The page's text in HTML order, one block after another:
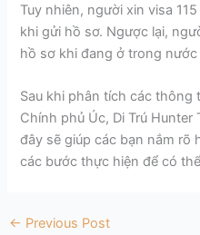
Tuy nhiên, người xin visa
khi gửi hồ sơ. Ngược lại,
hồ sơ khi đang ở trong nước
Sau khi phân tích các thông
Chính phủ Úc, Di Trú
đây sẽ giúp các bạn nắm rõ
các bước thực hiện để có
← Previous Post